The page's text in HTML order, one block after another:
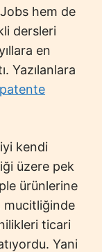
Jobs hem de
dersleri
en
Yazılanlara
kendi
üzere pek
ürünlerine
mucitliğinde
ticari
Yani